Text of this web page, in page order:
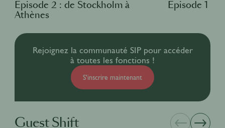
Episode 2 : de Stockholm à
Athènes
Episode 1 :
Rejoignez la communauté SIP pour accéder
à toutes les fonctions !
S'inscrire maintenant
Guest Shift